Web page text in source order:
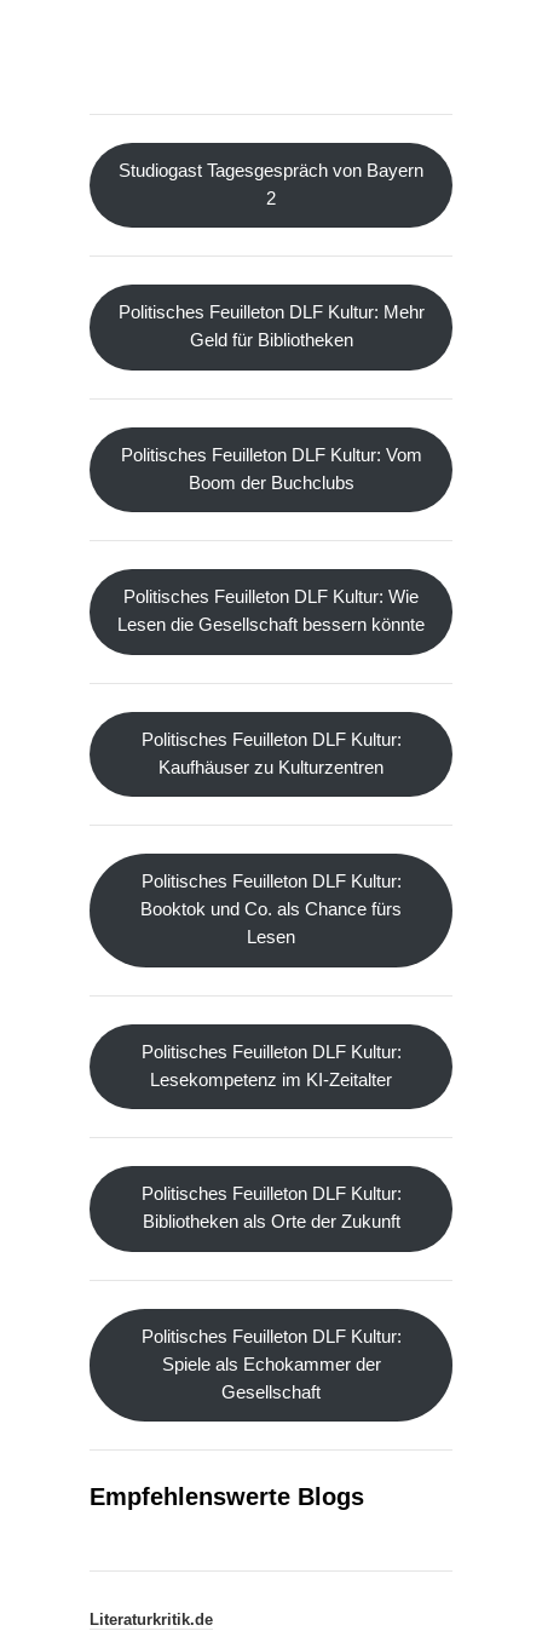
Studiogast Tagesgespräch von Bayern
2
Politisches Feuilleton DLF Kultur: Mehr
Geld für Bibliotheken
Politisches Feuilleton DLF Kultur: Vom
Boom der Buchclubs
Politisches Feuilleton DLF Kultur: Wie
Lesen die Gesellschaft bessern könnte
Politisches Feuilleton DLF Kultur:
Kaufhäuser zu Kulturzentren
Politisches Feuilleton DLF Kultur:
Booktok und Co. als Chance fürs
Lesen
Politisches Feuilleton DLF Kultur:
Lesekompetenz im KI-Zeitalter
Politisches Feuilleton DLF Kultur:
Bibliotheken als Orte der Zukunft
Politisches Feuilleton DLF Kultur:
Spiele als Echokammer der
Gesellschaft
Empfehlenswerte Blogs
Literaturkritik.de